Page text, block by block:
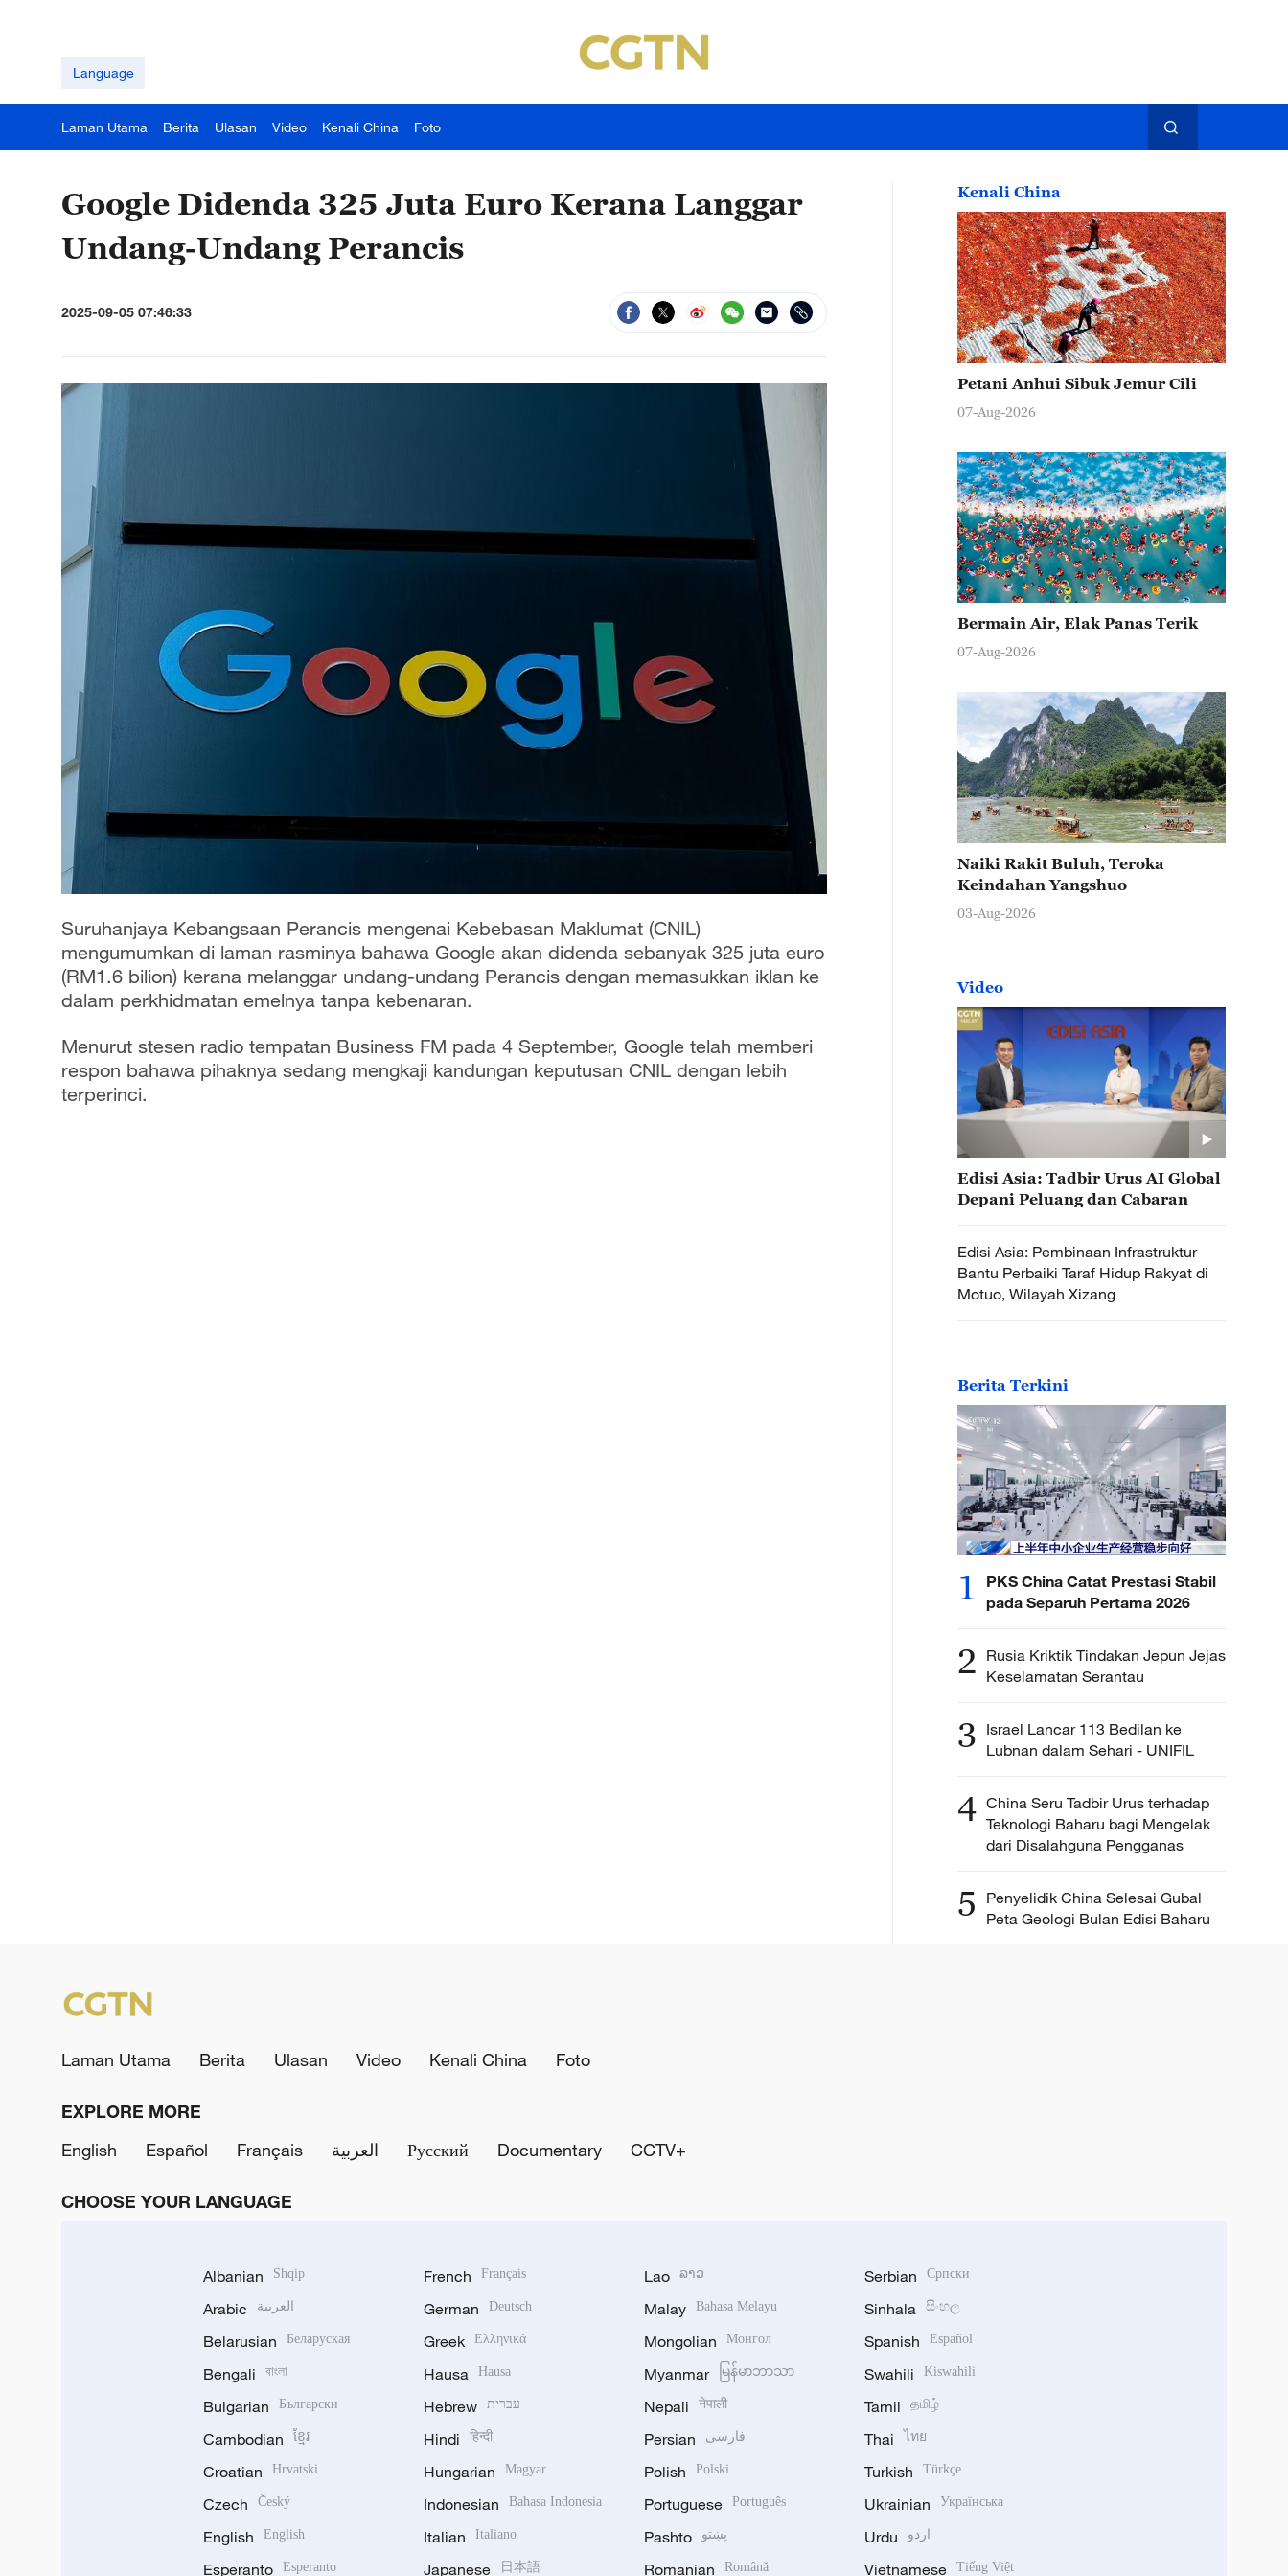
Language
Laman Utama Berita Ulasan Video Kenali China Foto
Google Didenda 325 Juta Euro Kerana Langgar
Undang-Undang Perancis
2025-09-05 07:46:33
Suruhanjaya Kebangsaan Perancis mengenai Kebebasan Maklumat (CNIL)
mengumumkan di laman rasminya bahawa Google akan didenda sebanyak 325 juta euro
(RM1.6 bilion) kerana melanggar undang-undang Perancis dengan memasukkan iklan ke
dalam perkhidmatan emelnya tanpa kebenaran.
Menurut stesen radio tempatan Business FM pada 4 September, Google telah memberi
respon bahawa pihaknya sedang mengkaji kandungan keputusan CNIL dengan lebih
terperinci.
Kenali China
Petani Anhui Sibuk Jemur Cili
07-Aug-2026
Bermain Air, Elak Panas Terik
07-Aug-2026
Naiki Rakit Buluh, Teroka
Keindahan Yangshuo
03-Aug-2026
Video
Edisi Asia: Tadbir Urus AI Global
Depani Peluang dan Cabaran
Edisi Asia: Pembinaan Infrastruktur
Bantu Perbaiki Taraf Hidup Rakyat di
Motuo, Wilayah Xizang
Berita Terkini
1
PKS China Catat Prestasi Stabil
pada Separuh Pertama 2026
2 Rusia Kriktik Tindakan Jepun Jejas
Keselamatan Serantau
3 Israel Lancar 113 Bedilan ke
Lubnan dalam Sehari - UNIFIL
4 China Seru Tadbir Urus terhadap
Teknologi Baharu bagi Mengelak
dari Disalahguna Pengganas
5
Penyelidik China Selesai Gubal
Peta Geologi Bulan Edisi Baharu
Laman Utama Berita Ulasan Video Kenali China Foto
EXPLORE MORE
English
Español Français العربية Русский Documentary CCTV+
CHOOSE YOUR LANGUAGE
Albanian Shqip
Arabic العربية
Belarusian Беларуская
Bengali বাংলা
Bulgarian Български
Cambodian ខ្មែរ
Croatian Hrvatski
Czech Český
English English
Esperanto Esperanto
French Français
German Deutsch
Greek Ελληνικά
Hausa Hausa
Hebrew עברית
Hindi हिन्दी
Hungarian Magyar
Indonesian Bahasa Indonesia
Italian Italiano
Japanese 日本語
Lao ລາວ
Malay Bahasa Melayu
Mongolian Монгол
Myanmar မြန်မာဘာသာ
Nepali नेपाली
Persian فارسی
Polish Polski
Portuguese Português
Pashto پښتو
Romanian Română
Serbian Српски
Sinhala සිංහල
Spanish Español
Swahili Kiswahili
Tamil தமிழ்
Thai ไทย
Turkish Türkçe
Ukrainian Українська
Urdu اردو
Vietnamese Tiếng Việt